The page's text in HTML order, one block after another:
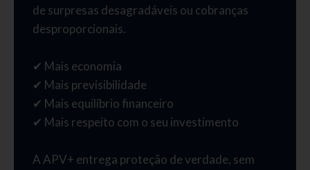
de surpresas desagradáveis ou cobranças
desproporcionais.
✔ Mais economia
✔ Mais previsibilidade
✔ Mais equilíbrio financeiro
✔ Mais respeito com o seu investimento
A APV+ entrega proteção de verdade, sem